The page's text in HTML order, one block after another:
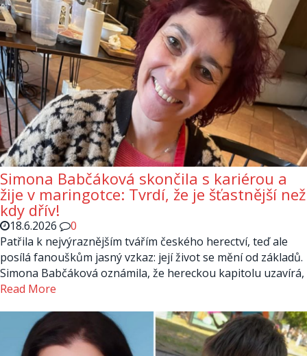
Simona Babčáková skončila s kariérou a
žije v maringotce: Tvrdí, že je šťastnější než
kdy dřív!
18.6.2026
0
Patřila k nejvýraznějším tvářím českého herectví, teď ale
posílá fanouškům jasný vzkaz: její život se mění od základů.
Simona Babčáková oznámila, že hereckou kapitolu uzavírá,
Read More